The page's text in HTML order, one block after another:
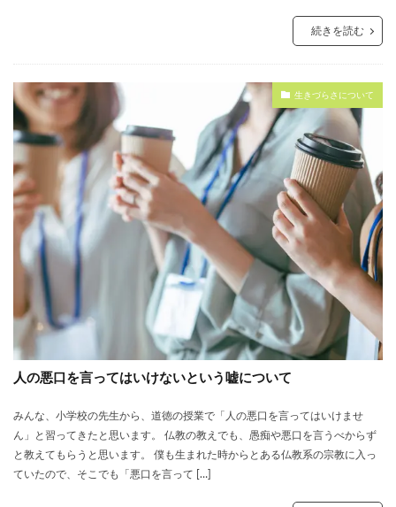
続きを読む
生きづらさについて
人の悪口を言ってはいけないという嘘について
みんな、小学校の先生から、道徳の授業で「人の悪口を言ってはいけませ
ん」と習ってきたと思います。 仏教の教えでも、愚痴や悪口を言うべからず
と教えてもらうと思います。 僕も生まれた時からとある仏教系の宗教に入っ
ていたので、そこでも「悪口を言って […]